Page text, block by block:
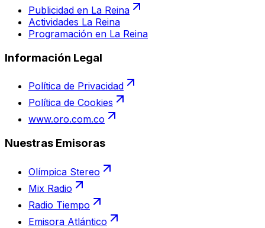
Publicidad en La Reina
Actividades La Reina
Programación en La Reina
Información Legal
Política de Privacidad
Política de Cookies
www.oro.com.co
Nuestras Emisoras
Olímpica Stereo
Mix Radio
Radio Tiempo
Emisora Atlántico